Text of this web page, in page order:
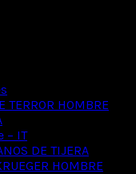
TERROR HOMBRE
– IT
DE TIJERA
HOMBRE